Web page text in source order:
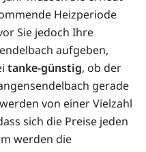
Heizperiode
Sie jedoch Ihre
aufgeben,
tanke-günstig, ob der
gerade
werden von einer Vielzahl
sich die Preise jeden
werden die